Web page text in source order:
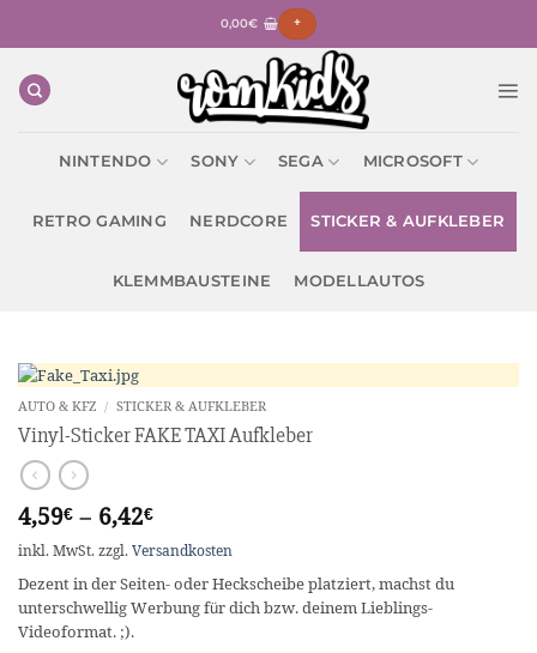
0,00€ +
NINTENDO SONY SEGA MICROSOFT
RETRO GAMING NERDCORE STICKER & AUFKLEBER
KLEMMBAUSTEINE MODELLAUTOS
AUTO & KFZ / STICKER & AUFKLEBER
Vinyl-Sticker FAKE TAXI Aufkleber
4,59€ – 6,42€
inkl. MwSt. zzgl. Versandkosten
Dezent in der Seiten- oder Heckscheibe platziert, machst du
unterschwellig Werbung für dich bzw. deinem Lieblings-
Videoformat. ;).